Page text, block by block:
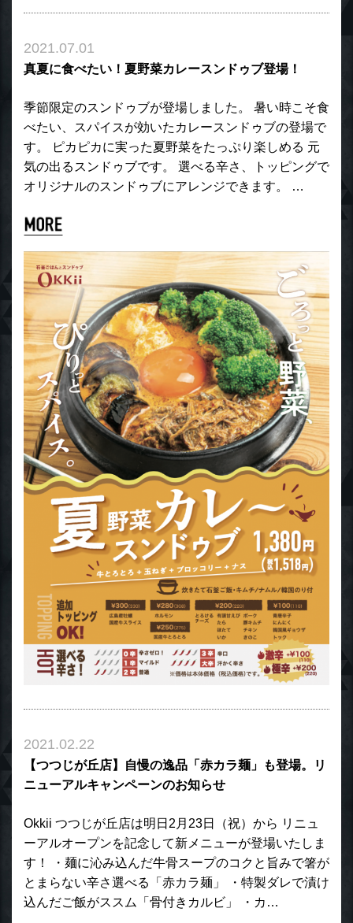
2021.07.01
真夏に食べたい！夏野菜カレースンドゥブ登場！
季節限定のスンドゥブが登場しました。 暑い時こそ食
べたい、スパイスが効いたカレースンドゥブの登場で
す。 ピカピカに実った夏野菜をたっぷり楽しめる 元
気の出るスンドゥブです。 選べる辛さ、トッピングで
オリジナルのスンドゥブにアレンジできます。 …
2021.02.22
【つつじが丘店】自慢の逸品「赤カラ麺」も登場。リ
ニューアルキャンペーンのお知らせ
Okkii つつじが丘店は明日2月23日（祝）から リニュ
ーアルオープンを記念して新メニューが登場いたしま
す！ ・麺に沁み込んだ牛骨スープのコクと旨みで箸が
とまらない辛さ選べる「赤カラ麺」 ・特製ダレで漬け
込んだご飯がススム「骨付きカルビ」 ・カ…